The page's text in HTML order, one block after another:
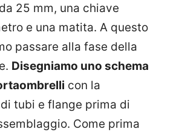
25 mm, una chiave
e una matita. A questo
passare alla fase della
Disegniamo uno schema
con la
tubi e flange prima di
Come prima